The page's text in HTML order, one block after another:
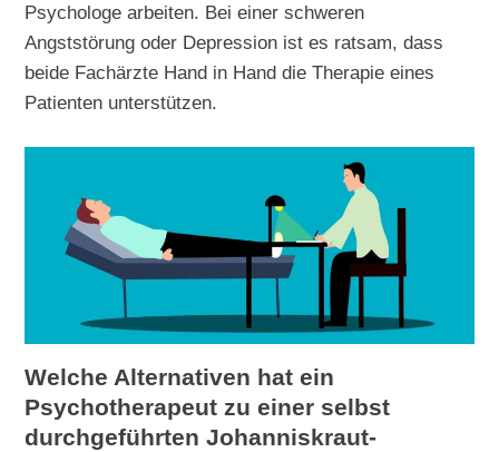
Psychologe arbeiten. Bei einer schweren
Angststörung oder Depression ist es ratsam, dass
beide Fachärzte Hand in Hand die Therapie eines
Patienten unterstützen.
Welche Alternativen hat ein
Psychotherapeut zu einer selbst
durchgeführten Johanniskraut-